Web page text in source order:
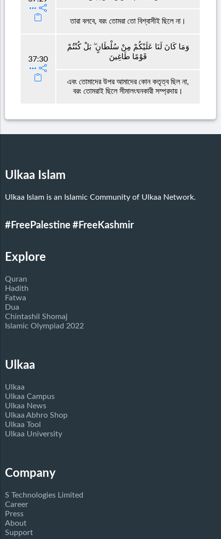
তারা বলবে, বরং তোমরা তো বিশ্বাসীই ছিলে না।
37:30
وَمَا كَانَ لَنَا عَلَيْكُمْ مِنْ سُلْطَانٍ ۖ بَلْ كُنْتُمْ
قَوْمًا طَاغِينَ
এবং তোমাদের উপর আমাদের কোন কতৃত্ব ছিল না,
বরং তোমরাই ছিলে সীমালংঘনকারী সম্প্রদায়।
Ulkaa Islam
Ulkaa Islam is an Islamic Community of Ulkaa Network.
#FreePalestine #FreeKashmir
Explore
Quran
Hadith
Fatwa
Dua
Chintashil Shomaj
Islamic Olympiad 2022
Ulkaa
Ulkaa
Ulkaa Campus
Ulkaa News
Ulkaa Abhro Shop
Ulkaa Tool
Ulkaa University
Company
S Technologies Limited
Career
Press
About
Support